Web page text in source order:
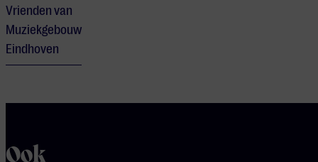
Vrienden van
Muziekgebouw
Eindhoven
Ook